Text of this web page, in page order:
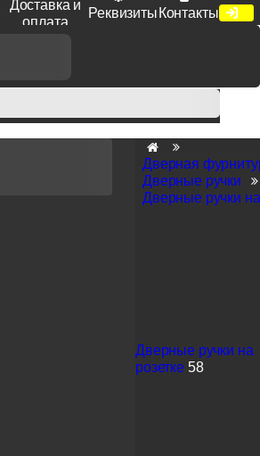
Доставка и
оплата
Реквизиты Контакты
на сайте 7% при заказе от 50 тыс. руб
Tupai, Extreza, Melodia, Forme при
Дверная
Дверные ручки
Дверные ручки
Дверные ручки на
розетке 58